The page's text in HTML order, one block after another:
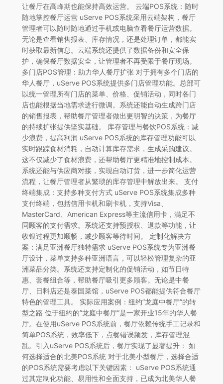
让餐厅在高峰期也能保持高效运营。 云端POS系统：随时
随地掌控餐厅运营 uServe POS系统采用云端架构，餐厅
管理者可以随时随地通过手机或电脑查看餐厅运营数据。
无论是查看销售报表、库存情况，还是处理订单，都能实
时获取最新信息。云端系统还提供了数据备份和安全保
护，确保餐厅数据安全，让管理者不再受限于餐厅现场。
多门店POS管理：助力华人餐厅扩张 对于拥有多个门店的
华人餐厅，uServe POS系统提供多门店管理功能。总部可
以统一管理所有门店的菜单、价格、促销活动，同时各门
店也能根据当地需求进行微调。系统还能自动生成跨门店
的销售报表，帮助餐厅管理者做出更明智的决策，为餐厅
的持续扩张提供坚实基础。 库存管理与餐饮POS系统：减
少浪费，提高利润 uServe POS系统的库存管理功能可以
实时跟踪食材消耗，自动计算库存需求，生成采购建议。
这不仅减少了食材浪费，还帮助餐厅更精准地控制成本。
系统还能与供应商对接，实现自动订货，进一步简化运营
流程，让餐厅管理者从繁琐的库存管理中解放出来。 支付
终端集成：支持多种支付方式 uServe POS系统集成多种
支付终端，包括信用卡机和刷卡机，支持Visa、
MasterCard、American Express等主流信用卡，满足不
同顾客的支付需求。系统还支持预授权、退款等功能，让
收银过程更加顺畅，减少顾客等待时间。 定制化解决方
案：满足亚洲餐厅独特需求 uServe POS系统专为亚洲餐
厅设计，菜单支持多种亚洲语言，可以轻松管理复杂的亚
洲菜品分类。系统还支持定制化的促销活动，如节日特
惠、套餐组合等，帮助餐厅吸引更多顾客。无论是中餐
厅、日料店还是泰国菜馆，uServe POS都能提供符合餐厅
特色的管理工具。 实际应用案例：纽约”龙庭中餐厅”的转
型之路 位于纽约的”龙庭中餐厅”是一家开业15年的华人餐
厅。在使用uServe POS系统前，餐厅依赖传统手工记录和
简单POS系统，效率低下，点餐错误频发，库存管理混
乱。引入uServe POS系统后，餐厅实现了显著提升： 如
何选择适合的北美POS系统 对于北美小型餐厅，选择合适
的POS系统需要考虑以下关键因素： uServe POS系统通
过其定制化功能、易用性和全面支持，已成为北美华人餐